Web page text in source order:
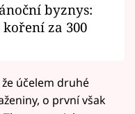
byznys:
za 300
účelem druhé
o první však